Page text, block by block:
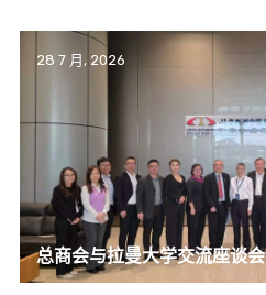
28 7 月, 2026
总商会与拉曼大学交流座谈会